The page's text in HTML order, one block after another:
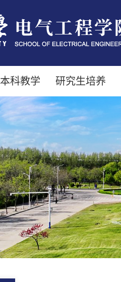
本科教学 研究生培养